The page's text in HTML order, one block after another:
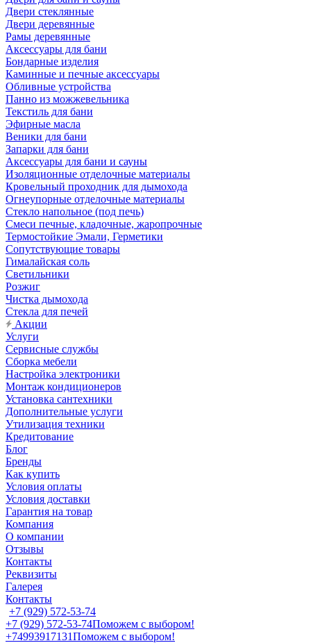
Двери стеклянные
Двери деревянные
Рамы деревянные
Аксессуары для бани
Бондарные изделия
Каминные и печные аксессуары
Обливные устройства
Панно из можжевельника
Текстиль для бани
Эфирные масла
Веники для бани
Запарки для бани
Аксессуары для бани и сауны
Изоляционные отделочные материалы
Кровельный проходник для дымохода
Огнеупорные отделочные материалы
Стекло напольное (под печь)
Смеси печные, кладочные, жаропрочные
Термостойкие Эмали, Герметики
Сопутствующие товары
Гималайская соль
Светильники
Розжиг
Чистка дымохода
Стекла для печей
Акции
Услуги
Сервисные службы
Сборка мебели
Настройка электроники
Монтаж кондиционеров
Установка сантехники
Дополнительные услуги
Утилизация техники
Кредитование
Блог
Бренды
Как купить
Условия оплаты
Условия доставки
Гарантия на товар
Компания
О компании
Отзывы
Контакты
Реквизиты
Галерея
Контакты
+7 (929) 572-53-74
+7 (929) 572-53-74Поможем с выбором!
+74993917131Поможем с выбором!